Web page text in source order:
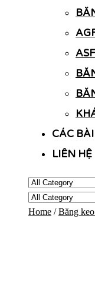
CÁC
LIÊN HỆ
Home /Băng